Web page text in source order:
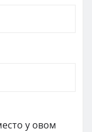
у овом